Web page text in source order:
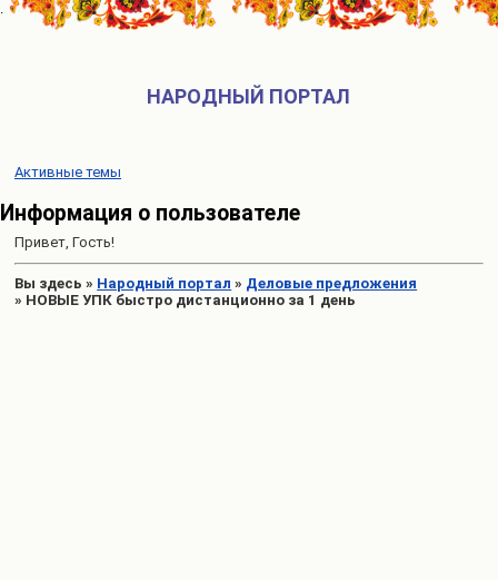
НАРОДНЫЙ ПОРТАЛ
Активные темы
Информация о пользователе
Привет, Гость!
Вы здесь » Народный портал » Деловые предложения
» НОВЫЕ УПК быстро дистанционно за 1 день